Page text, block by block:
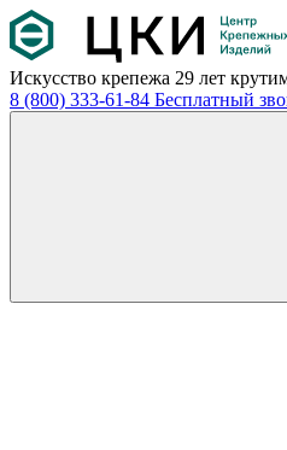
Искусство крепежа 29 лет
8 (800) 333-61-84 Бесплатный